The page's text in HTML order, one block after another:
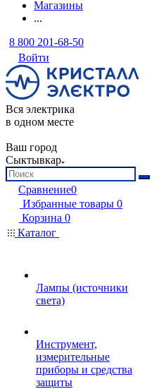
Магазины
...
8 800 201-68-50
Войти
Вся электрика
в одном месте
Ваш город
Сыктывкар
Сравнение0
Избранные товары 0
Корзина 0
Каталог
Лампы (источники
света)
Инструмент,
измерительные
приборы и средства
защиты